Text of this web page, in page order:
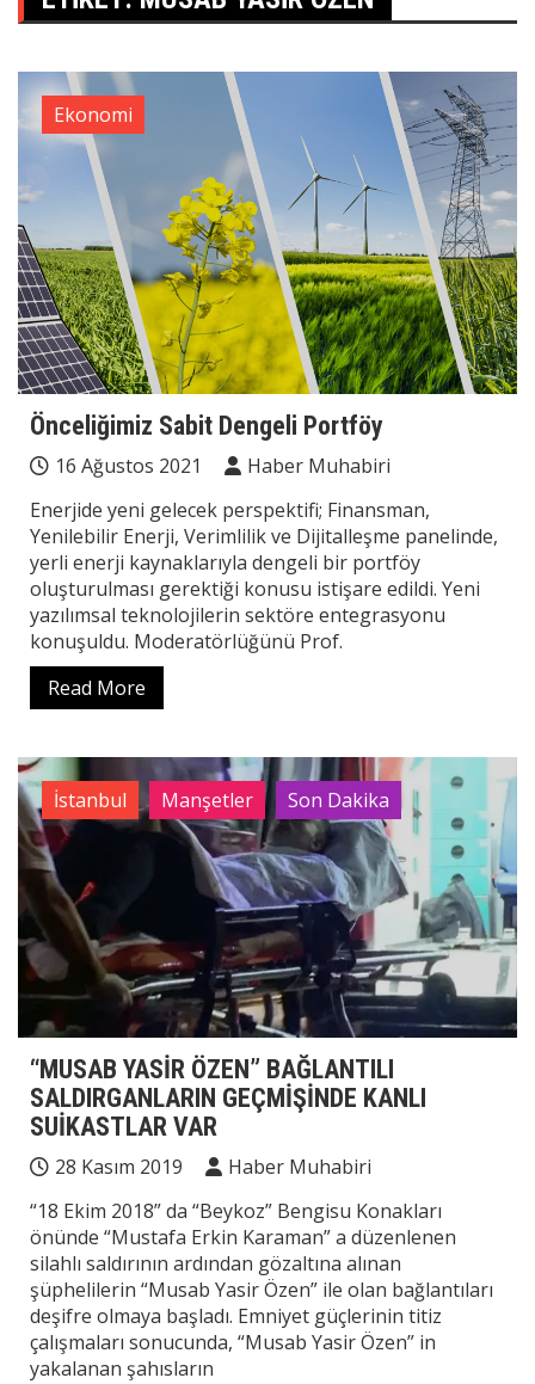
Ekonomi
Önceliğimiz Sabit Dengeli Portföy
16 Ağustos 2021
Haber Muhabiri
Enerjide yeni gelecek perspektifi; Finansman,
Yenilebilir Enerji, Verimlilik ve Dijitalleşme panelinde,
yerli enerji kaynaklarıyla dengeli bir portföy
oluşturulması gerektiği konusu istişare edildi. Yeni
yazılımsal teknolojilerin sektöre entegrasyonu
konuşuldu. Moderatörlüğünü Prof.
Read More
İstanbul Manşetler Son Dakika
“MUSAB YASİR ÖZEN” BAĞLANTILI
SALDIRGANLARIN GEÇMİŞİNDE KANLI
SUİKASTLAR VAR
28 Kasım 2019
Haber Muhabiri
“18 Ekim 2018” da “Beykoz” Bengisu Konakları
önünde “Mustafa Erkin Karaman” a düzenlenen
silahlı saldırının ardından gözaltına alınan
şüphelilerin “Musab Yasir Özen” ile olan bağlantıları
deşifre olmaya başladı. Emniyet güçlerinin titiz
çalışmaları sonucunda, “Musab Yasir Özen” in
yakalanan şahısların